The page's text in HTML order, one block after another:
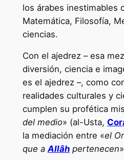
los árabes inestimables
Matemática, Filosofía,
ciencias.
Con el ajedrez – esa
diversión, ciencia e
es el ajedrez –, como
realidades culturales y
cumplen su profética
del medio» (al-Usta,
la mediación entre «el
que aAllâhpertenecen